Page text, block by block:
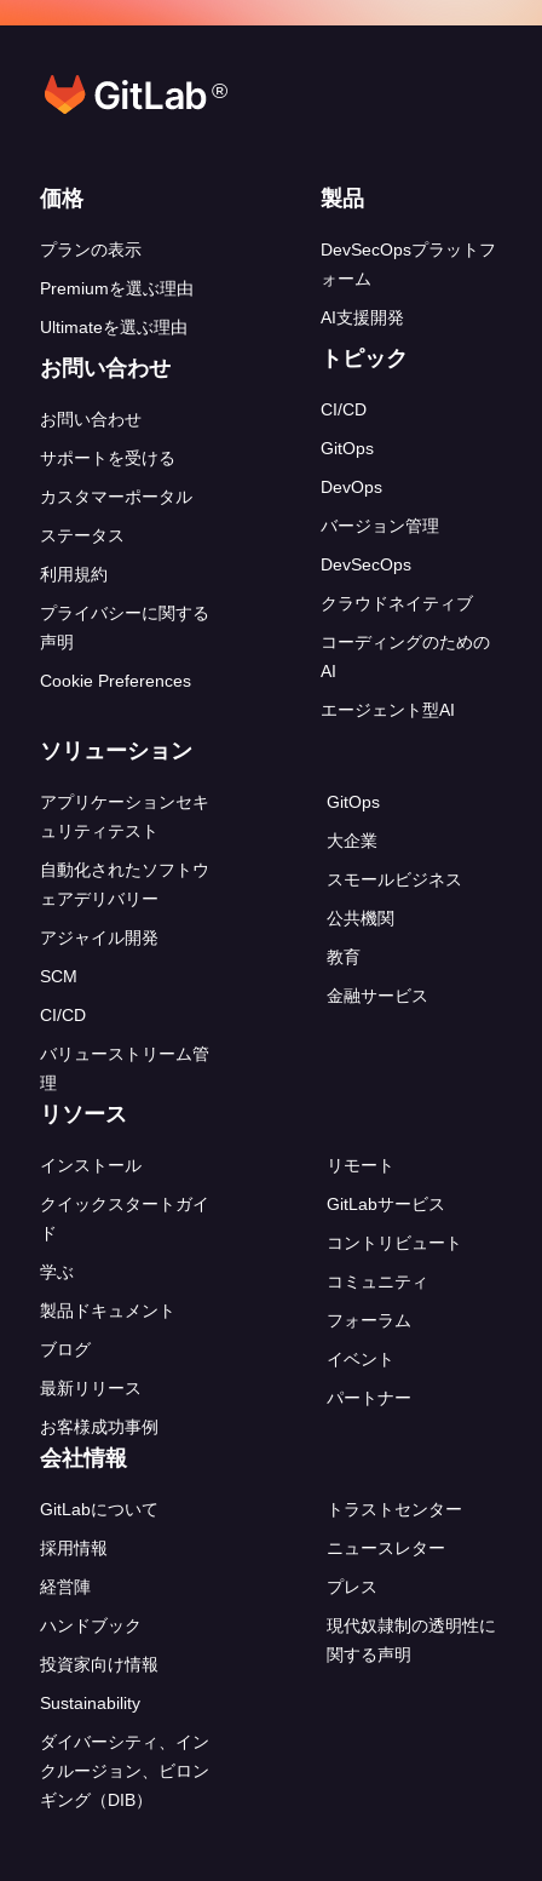
®
フッターリンク
価格
プランの表示
Premiumを選ぶ理由
Ultimateを選ぶ理由
お問い合わせ
お問い合わせ
サポートを受ける
カスタマーポータル
ステータス
利用規約
プライバシーに関する
声明
Cookie Preferences
製品
DevSecOpsプラットフ
ォーム
AI支援開発
トピック
CI/CD
GitOps
DevOps
バージョン管理
DevSecOps
クラウドネイティブ
コーディングのための
AI
エージェント型AI
ソリューション
アプリケーションセキ
ュリティテスト
自動化されたソフトウ
ェアデリバリー
アジャイル開発
SCM
CI/CD
バリューストリーム管
理
GitOps
大企業
スモールビジネス
公共機関
教育
金融サービス
リソース
インストール
クイックスタートガイ
ド
学ぶ
製品ドキュメント
ブログ
最新リリース
お客様成功事例
リモート
GitLabサービス
コントリビュート
コミュニティ
フォーラム
イベント
パートナー
会社情報
GitLabについて
採用情報
経営陣
ハンドブック
投資家向け情報
Sustainability
ダイバーシティ、イン
クルージョン、ビロン
ギング（DIB）
トラストセンター
ニュースレター
プレス
現代奴隷制の透明性に
関する声明